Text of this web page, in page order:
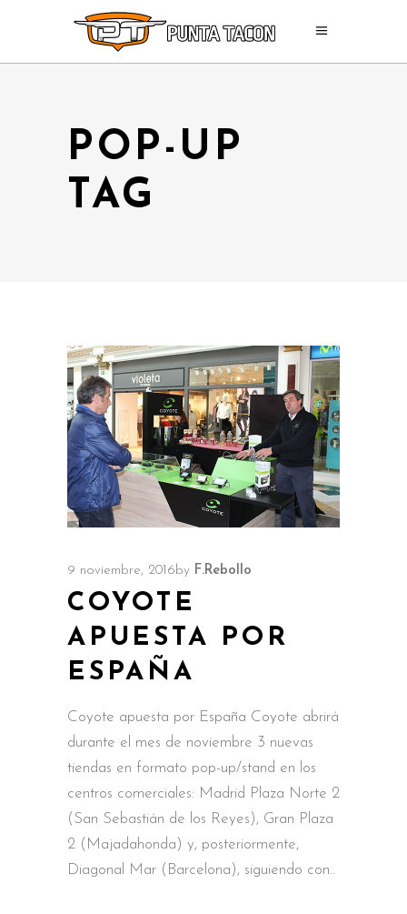
POP-UP
TAG
9 noviembre, 2016 by F.Rebollo
COYOTE
APUESTA POR
ESPAÑA
Coyote apuesta por España Coyote abrirá
durante el mes de noviembre 3 nuevas
tiendas en formato pop-up/stand en los
centros comerciales: Madrid Plaza Norte 2
(San Sebastián de los Reyes), Gran Plaza
2 (Majadahonda) y, posteriormente,
Diagonal Mar (Barcelona), siguiendo con